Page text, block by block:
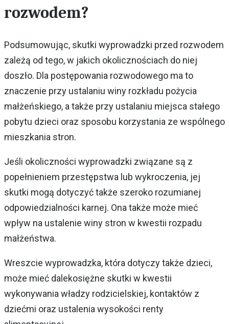
rozwodem?
Podsumowując, skutki wyprowadzki przed rozwodem
zależą od tego, w jakich okolicznościach do niej
doszło. Dla postępowania rozwodowego ma to
znaczenie przy ustalaniu winy rozkładu pożycia
małżeńskiego, a także przy ustalaniu miejsca stałego
pobytu dzieci oraz sposobu korzystania ze wspólnego
mieszkania stron.
Jeśli okoliczności wyprowadzki związane są z
popełnieniem przestępstwa lub wykroczenia, jej
skutki mogą dotyczyć także szeroko rozumianej
odpowiedzialności karnej. Ona także może mieć
wpływ na ustalenie winy stron w kwestii rozpadu
małżeństwa.
Wreszcie wyprowadzka, która dotyczy także dzieci,
może mieć dalekosiężne skutki w kwestii
wykonywania władzy rodzicielskiej, kontaktów z
dziećmi oraz ustalenia wysokości renty